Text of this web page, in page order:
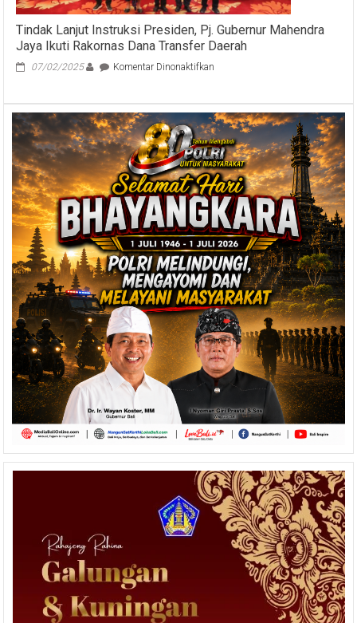
Beach
2023
Tindak Lanjut Instruksi Presiden, Pj. Gubernur Mahendra
Jaya Ikuti Rakornas Dana Transfer Daerah
07/02/2025 Komentar Dinonaktifkan
Presiden,
Pj.
Gubernur
Mahendra
Jaya
Ikuti
Rakornas
Dana
Transfer
Daerah